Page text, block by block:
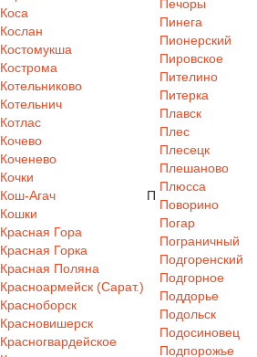
Коса
Кослан
Костомукша
Кострома
Котельниково
Котельнич
Котлас
Кочево
Коченево
Кочки
Кош-Агач
Кошки
Красная Гора
Красная Горка
Красная Поляна
Красноармейск (Сарат.)
Красноборск
Красновишерск
Красногвардейское
П
Печоры
Пинега
Пионерский
Пировское
Пителино
Питерка
Плавск
Плес
Плесецк
Плешаново
Плюсса
Поворино
Погар
Пограничный
Подгоренский
Подгорное
Поддорье
Подольск
Подосиновец
Подпорожье